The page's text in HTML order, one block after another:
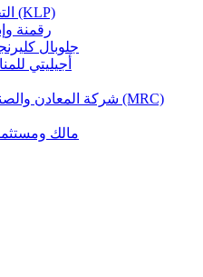
التخزين المستدام (KLP)
رقمنة
جلوبال
أجيليتي
شركة المعادن والصناعات التحويلية (MRC)
مالك